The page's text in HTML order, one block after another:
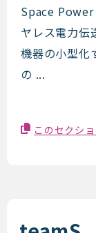
Space
Space
ヤレス電力伝
機器の小型化
の ...
このセクシ